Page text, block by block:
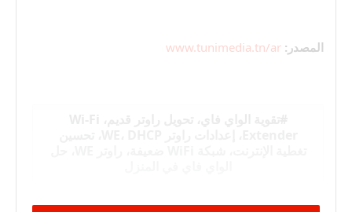
المصدر: www.tunimedia.tn/ar